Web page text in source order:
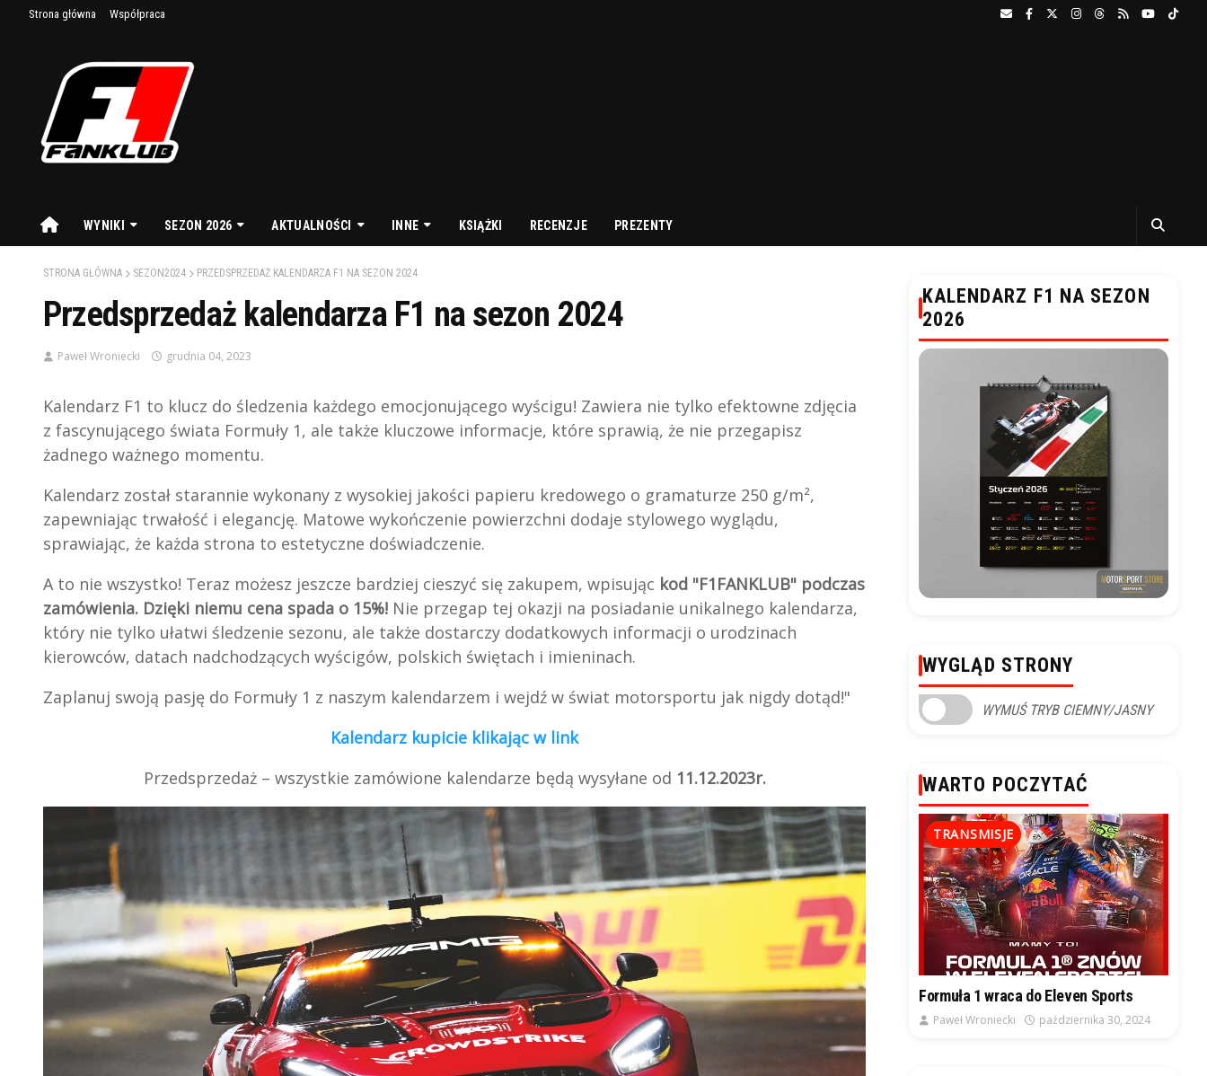
Strona główna Współpraca
WYNIKI SEZON 2026 AKTUALNOŚCI INNE KSIĄŻKI RECENZJE PREZENTY
STRONA GŁÓWNA SEZON2024 PRZEDSPRZEDAŻ KALENDARZA F1 NA SEZON 2024
Przedsprzedaż kalendarza F1 na sezon 2024
Paweł Wroniecki grudnia 04, 2023
Kalendarz F1 to klucz do śledzenia każdego emocjonującego wyścigu! Zawiera nie tylko efektowne zdjęcia
z fascynującego świata Formuły 1, ale także kluczowe informacje, które sprawią, że nie przegapisz
żadnego ważnego momentu.
Kalendarz został starannie wykonany z wysokiej jakości papieru kredowego o gramaturze 250 g/m²,
zapewniając trwałość i elegancję. Matowe wykończenie powierzchni dodaje stylowego wyglądu,
sprawiając, że każda strona to estetyczne doświadczenie.
A to nie wszystko! Teraz możesz jeszcze bardziej cieszyć się zakupem, wpisując kod "F1FANKLUB" podczas
zamówienia. Dzięki niemu cena spada o 15%! Nie przegap tej okazji na posiadanie unikalnego kalendarza,
który nie tylko ułatwi śledzenie sezonu, ale także dostarczy dodatkowych informacji o urodzinach
kierowców, datach nadchodzących wyścigów, polskich świętach i imieninach.
Zaplanuj swoją pasję do Formuły 1 z naszym kalendarzem i wejdź w świat motorsportu jak nigdy dotąd!"
Kalendarz kupicie klikając w link
Przedsprzedaż – wszystkie zamówione kalendarze będą wysyłane od 11.12.2023r.
KALENDARZ F1 NA SEZON
2026
WYGLĄD STRONY
WYMUŚ TRYB CIEMNY/JASNY
WARTO POCZYTAĆ
TRANSMISJE
Formuła 1 wraca do Eleven Sports
Paweł Wroniecki października 30, 2024